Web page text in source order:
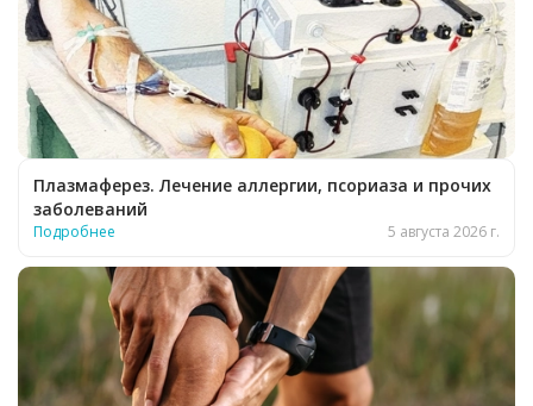
Плазмаферез. Лечение аллергии, псориаза и прочих
заболеваний
Подробнее 5 августа 2026 г.